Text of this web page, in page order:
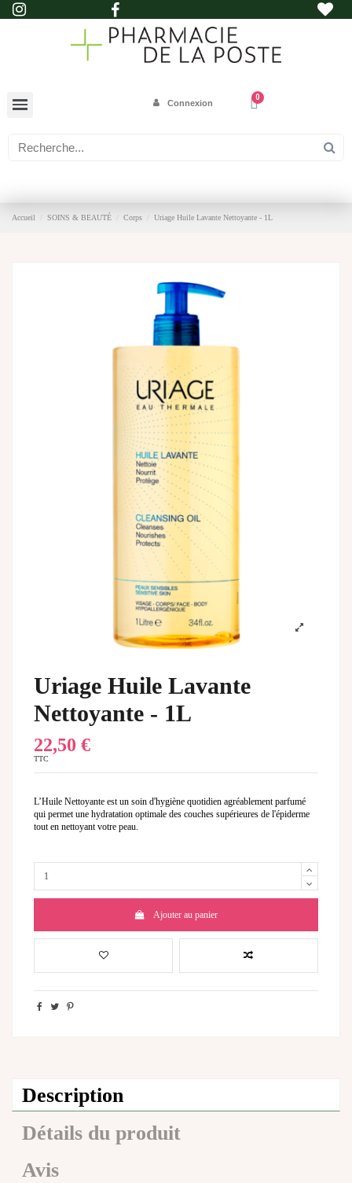
Connexion
Accueil SOINS & BEAUTÉ Corps Uriage Huile Lavante Nettoyante - 1L
Uriage Huile Lavante
Nettoyante - 1L
22,50 €
TTC
L’Huile Nettoyante est un soin d'hygiène quotidien agréablement parfumé
qui permet une hydratation optimale des couches supérieures de l'épiderme
tout en nettoyant votre peau.
Ajouter au panier
Description
Détails du produit
Avis